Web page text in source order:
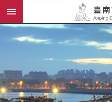
跳到主要內容區塊